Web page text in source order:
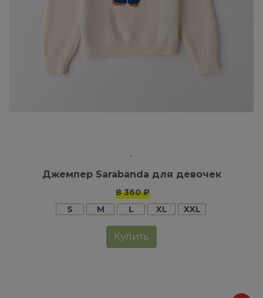
Джемпер Sarabanda для девочек
8 360 ₽
S
M L XL XXL
Купить